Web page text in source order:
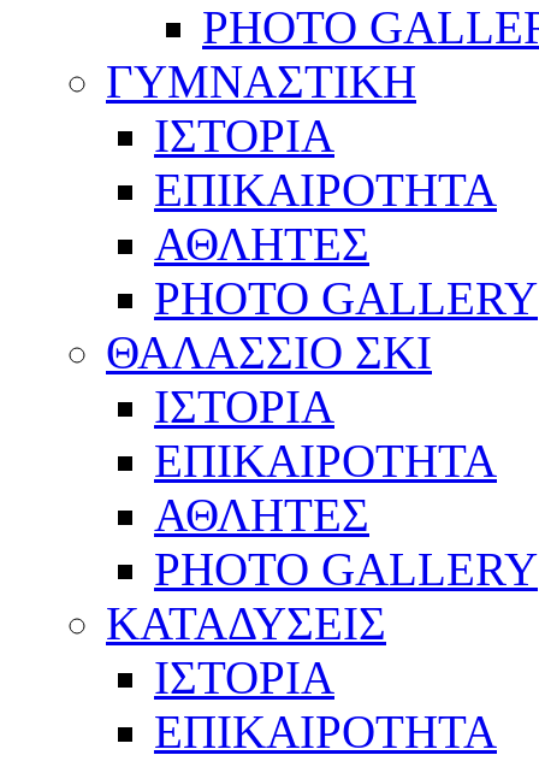
PHOTO
ΓΥΜΝΑΣΤΙΚΗ
ΙΣΤΟΡΙΑ
ΕΠΙΚΑΙΡΟΤΗΤΑ
ΑΘΛΗΤΕΣ
PHOTO GALLERY
ΘΑΛΑΣΣΙΟ ΣΚΙ
ΙΣΤΟΡΙΑ
ΕΠΙΚΑΙΡΟΤΗΤΑ
ΑΘΛΗΤΕΣ
PHOTO GALLERY
ΚΑΤΑΔΥΣΕΙΣ
ΙΣΤΟΡΙΑ
ΕΠΙΚΑΙΡΟΤΗΤΑ